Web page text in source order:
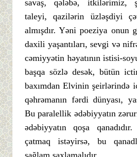
savaş, qələbə, itkilərimiz,
taleyi, qazilərin üzləşdiyi
almışdır. Yəni poeziya onun
daxili yaşantıları, sevgi və
cəmiyyətin həyatının istisi-
başqa sözlə desək, bütün
baxımdan Elvinin şeirlərində
qəhrəmanın fərdi dünyası,
Bu paralellik ədəbiyyatın
ədəbiyyatın qoşa
çatmaq istəyirsə, bu
sağlam saxlamalıdır.